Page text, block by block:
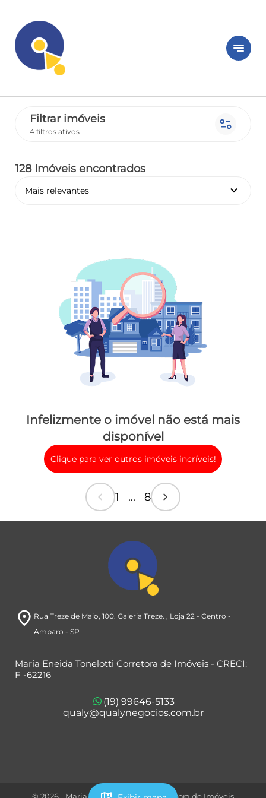
notes
Filtrar imóveis
4 filtros ativos page_info
128 Imóveis encontrados
Mais relevantes keyboard_arrow_down
Infelizmente o imóvel não está mais
disponível
Clique para ver outros imóveis incríveis!
chevron_left 1 ... 8 chevron_right
room Rua Treze de Maio, 100. Galeria Treze. , Loja 22- Centro -
Amparo - SP
Maria Eneida Tonelotti Corretora de Imóveis - CRECI:
F -62216
(19) 99646-5133
qualy@qualynegocios.com.br